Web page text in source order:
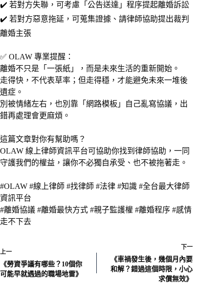
✔️ 若對方失聯，可考慮「公告送達」程序提起離婚訴訟
✔️ 若對方惡意拖延，可蒐集證據、請律師協助提出裁判
離婚主張
✅ OLAW 專業提醒：
離婚不只是「一張紙」，而是未來生活的重新開始。
走得快，不代表草率；但走得穩，才能避免未來一堆後
遺症。
別被情緒左右，也別靠「網路模板」自己亂寫協議，出
錯再處理會更麻煩。
這篇文章對你有幫助嗎？
OLAW 線上律師資訊平台可協助你找到律師協助，一同
守護我們的權益，讓你不必獨自承受、也不被拖著走。
#OLAW #線上律師 #找律師 #法律 #知識 #全台最大律師
資訊平台
#離婚協議 #離婚最快方式 #親子監護權 #離婚程序 #感情
走不下去
上一
《勞資爭議有哪些？10個你
可能早就遇過的職場地雷》
下一
《車禍發生後，幾個月內要
和解？錯過這個時限，小心
求償無效》